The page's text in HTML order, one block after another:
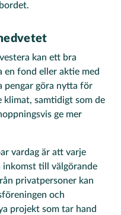
kan ett bra
en fond eller aktie med
pengar göra nytta för
samtidigt som de
ge mer
vardag är att varje
inkomst till välgörande
privatpersoner kan
och
projekt som tar hand